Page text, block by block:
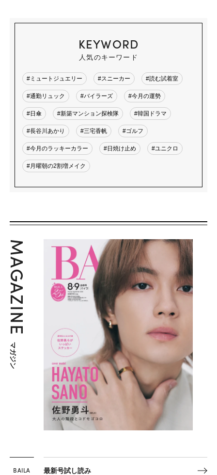
KEYWORD
人気のキーワード
#ミュートジュエリー #スニーカー #読む試着室
#通勤リュック #バイラーズ #今月の運勢
#日傘 #新築マンション探検隊 #韓国ドラマ
#長谷川あかり #三宅香帆 #ゴルフ
#今月のラッキーカラー #日焼け止め #ユニクロ
#月曜朝の2割増メイク
MAGAZINE
マガジン
BAILA 最新号試し読み